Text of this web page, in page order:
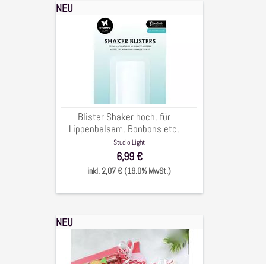
Blister
2,5x4,5x9,5cm,
10-
NEU
Blister Shaker hoch, für
Lippenbalsam, Bonbons etc,
2,5x4,5x9,5cm, 10-tlg.
Studio Light
6,99 €
inkl. 2,07 € (19.0% MwSt.)
Stanzschablone
"Bonbonpapier
Set"
NEU